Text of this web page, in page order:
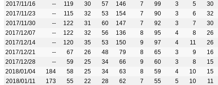
2017/11/16
-- 119 30 57 146 7 99 3 5
30
2017/11/23
-- 115 32 53 154 7 90 3 6
32
2017/11/30
-- 122 31 60 147 7 92 3 7
30
2017/12/07
-- 122 32 56 136 8 95 4 8
26
2017/12/14
-- 120 35 53 150 9 97 4 11
26
2017/12/21
-- 67 26 48 79 8 65 3 9
16
2017/12/28
-- 59 25 34 66 9 60 3 8
15
2018/01/04
184 58 25 34 63 8 59 4 10
15
2018/01/11
173 55 22 28 62 7 55 5 10
11